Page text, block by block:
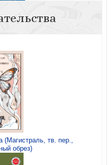
принц
принц = Le petit prince
Уровень 1)
тв. пер.,
обрез)